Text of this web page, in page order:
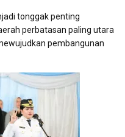
tonggak penting
perbatasan paling utara
pembangunan